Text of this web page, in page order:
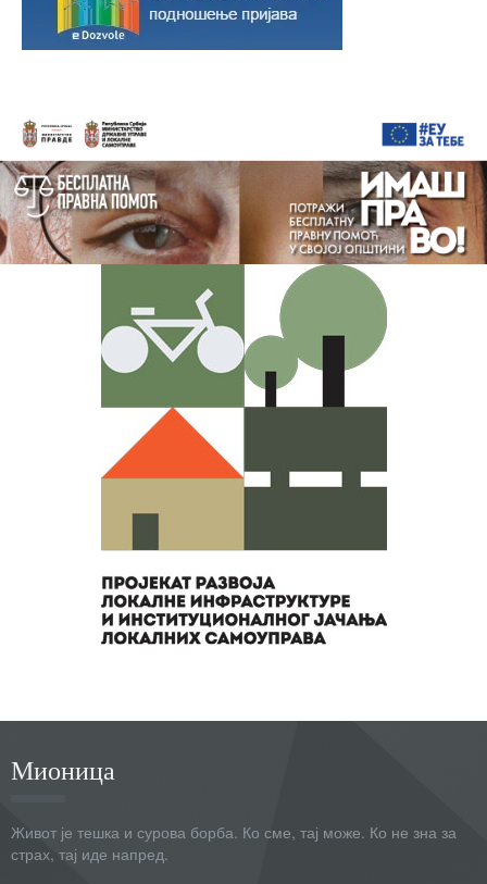
Мионица
Живот је тешка и сурова борба. Ко сме, тај може. Ко не зна за
страх, тај иде напред.